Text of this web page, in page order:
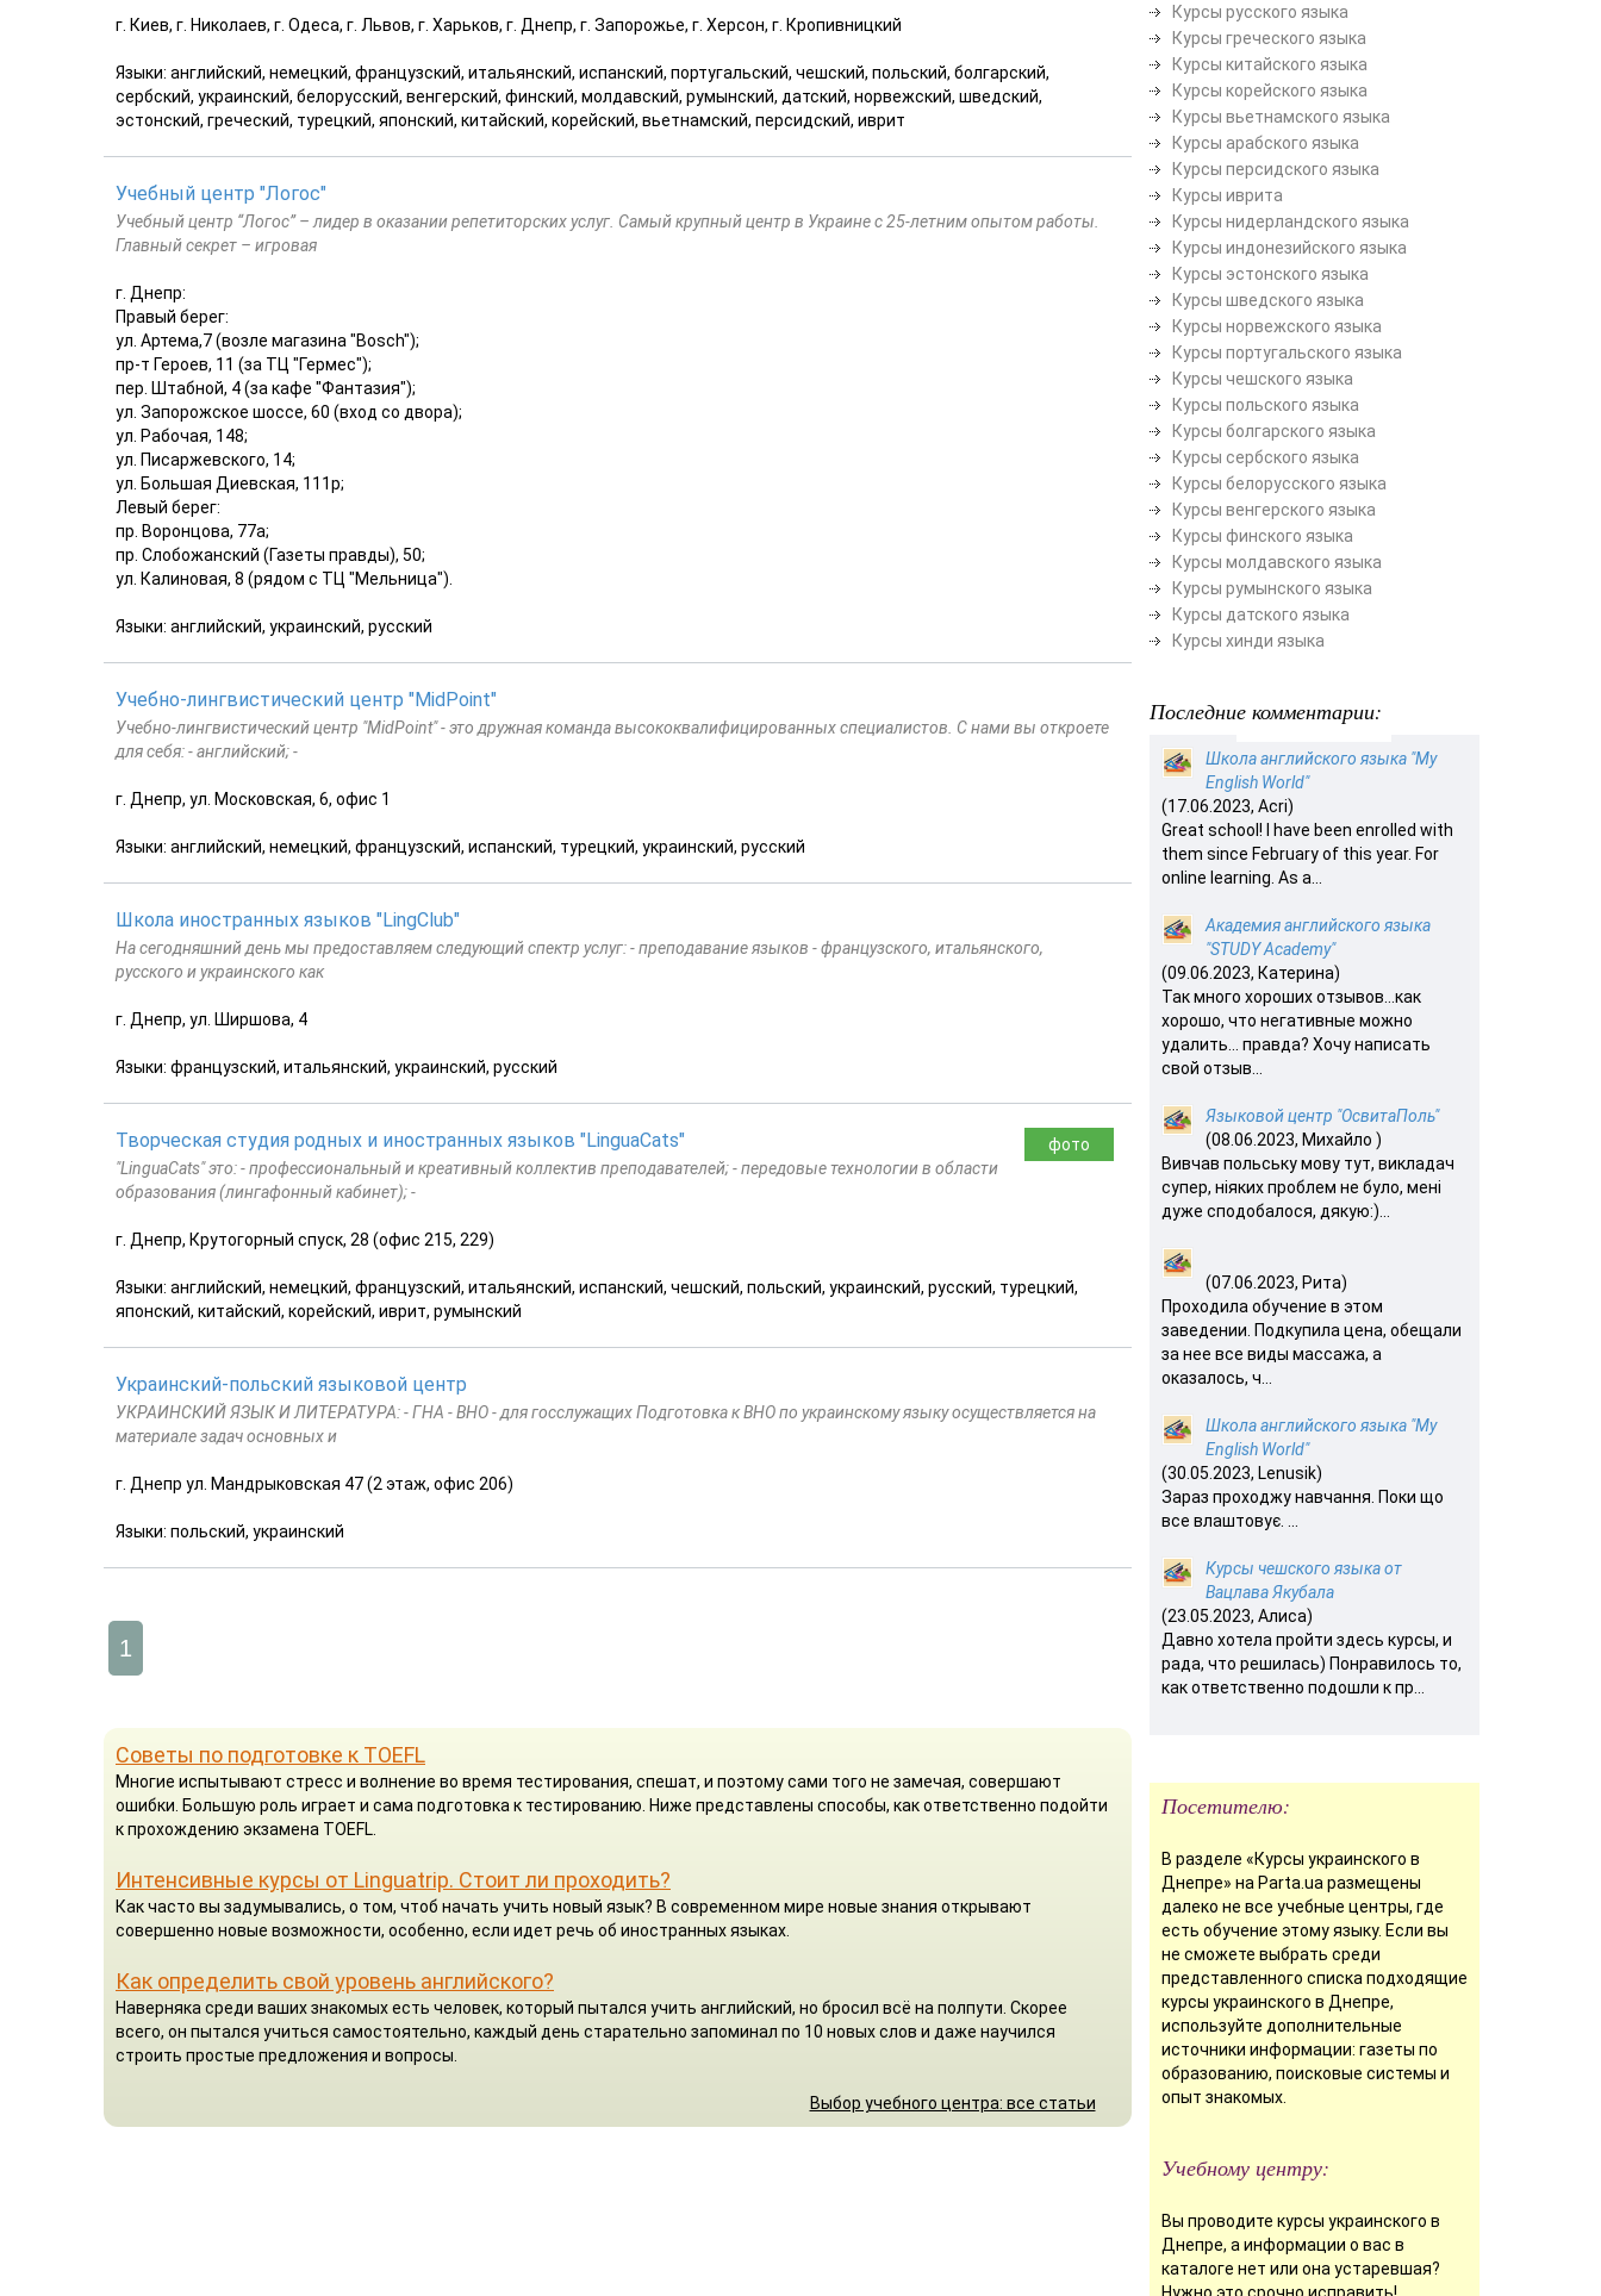
г. Киев, г. Николаев, г. Одеса, г. Львов, г. Харьков, г. Днепр, г. Запорожье, г. Херсон, г. Кропивницкий
Языки: английский, немецкий, французский, итальянский, испанский, португальский, чешский, польский, болгарский,
сербский, украинский, белорусский, венгерский, финский, молдавский, румынский, датский, норвежский, шведский,
эстонский, греческий, турецкий, японский, китайский, корейский, вьетнамский, персидский, иврит
Учебный центр "Логос"
Учебный центр “Логос” – лидер в оказании репетиторских услуг. Самый крупный центр в Украине с 25-летним опытом работы.
Главный секрет – игровая
г. Днепр:
Правый берег:
ул. Артема,7 (возле магазина "Bosch");
пр-т Героев, 11 (за ТЦ "Гермес");
пер. Штабной, 4 (за кафе "Фантазия");
ул. Запорожское шоссе, 60 (вход со двора);
ул. Рабочая, 148;
ул. Писаржевского, 14;
ул. Большая Диевская, 111р;
Левый берег:
пр. Воронцова, 77а;
пр. Слобожанский (Газеты правды), 50;
ул. Калиновая, 8 (рядом с ТЦ "Мельница").
Языки: английский, украинский, русский
Учебно-лингвистический центр "MidPoint"
Учебно-лингвистический центр "MidPoint" - это дружная команда высококвалифицированных специалистов. С нами вы откроете
для себя: - английский; -
г. Днепр, ул. Московская, 6, офис 1
Языки: английский, немецкий, французский, испанский, турецкий, украинский, русский
Школа иностранных языков "LingClub"
На сегодняшний день мы предоставляем следующий спектр услуг: - преподавание языков - французского, итальянского,
русского и украинского как
г. Днепр, ул. Ширшова, 4
Языки: французский, итальянский, украинский, русский
фото
Творческая студия родных и иностранных языков "LinguaCats"
"LinguaCats" это: - профессиональный и креативный коллектив преподавателей; - передовые технологии в области
образования (лингафонный кабинет); -
г. Днепр, Крутогорный спуск, 28 (офис 215, 229)
Языки: английский, немецкий, французский, итальянский, испанский, чешский, польский, украинский, русский, турецкий,
японский, китайский, корейский, иврит, румынский
Украинский-польский языковой центр
УКРАИНСКИЙ ЯЗЫК И ЛИТЕРАТУРА: - ГНА - ВНО - для госслужащих Подготовка к ВНО по украинскому языку осуществляется на
материале задач основных и
г. Днепр ул. Мандрыковская 47 (2 этаж, офис 206)
Языки: польский, украинский
1
Советы по подготовке к TOEFL
Многие испытывают стресс и волнение во время тестирования, спешат, и поэтому сами того не замечая, совершают
ошибки. Большую роль играет и сама подготовка к тестированию. Ниже представлены способы, как ответственно подойти
к прохождению экзамена TOEFL.
Интенсивные курсы от Linguatrip. Стоит ли проходить?
Как часто вы задумывались, о том, чтоб начать учить новый язык? В современном мире новые знания открывают
совершенно новые возможности, особенно, если идет речь об иностранных языках.
Как определить свой уровень английского?
Наверняка среди ваших знакомых есть человек, который пытался учить английский, но бросил всё на полпути. Скорее
всего, он пытался учиться самостоятельно, каждый день старательно запоминал по 10 новых слов и даже научился
строить простые предложения и вопросы.
Выбор учебного центра: все статьи
Курсы русского языка
Курсы греческого языка
Курсы китайского языка
Курсы корейского языка
Курсы вьетнамского языка
Курсы арабского языка
Курсы персидского языка
Курсы иврита
Курсы нидерландского языка
Курсы индонезийского языка
Курсы эстонского языка
Курсы шведского языка
Курсы норвежского языка
Курсы португальского языка
Курсы чешского языка
Курсы польского языка
Курсы болгарского языка
Курсы сербского языка
Курсы белорусского языка
Курсы венгерского языка
Курсы финского языка
Курсы молдавского языка
Курсы румынского языка
Курсы датского языка
Курсы хинди языка
Последние комментарии:
Школа английского языка "My
English World"
(17.06.2023, Acri)
Great school! I have been enrolled with
them since February of this year. For
online learning. As a...
Академия английского языка
"STUDY Academy"
(09.06.2023, Катерина)
Так много хороших отзывов…как
хорошо, что негативные можно
удалить… правда? Хочу написать
свой отзыв...
Языковой центр "ОсвитаПоль"
(08.06.2023, Михайло )
Вивчав польську мову тут, викладач
супер, ніяких проблем не було, мені
дуже сподобалося, дякую:)...
(07.06.2023, Рита)
Проходила обучение в этом
заведении. Подкупила цена, обещали
за нее все виды массажа, а
оказалось, ч...
Школа английского языка "My
English World"
(30.05.2023, Lenusik)
Зараз проходжу навчання. Поки що
все влаштовує. ...
Курсы чешского языка от
Вацлава Якубала
(23.05.2023, Алиса)
Давно хотела пройти здесь курсы, и
рада, что решилась) Понравилось то,
как ответственно подошли к пр...
Посетителю:
В разделе «Курсы украинского в
Днепре» на Parta.ua размещены
далеко не все учебные центры, где
есть обучение этому языку. Если вы
не сможете выбрать среди
представленного списка подходящие
курсы украинского в Днепре,
используйте дополнительные
источники информации: газеты по
образованию, поисковые системы и
опыт знакомых.
Учебному центру:
Вы проводите курсы украинского в
Днепре, а информации о вас в
каталоге нет или она устаревшая?